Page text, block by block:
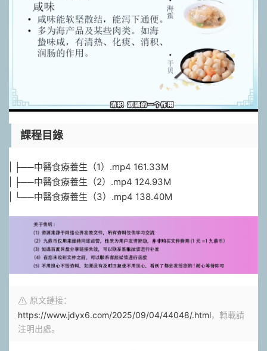
課程目錄
| ├──中醫食療養生（1）.mp4 161.33M
| ├──中醫食療養生（2）.mp4 124.93M
| └──中醫食療養生（3）.mp4 138.40M
原文鏈接：
https://www.jdyx6.com/2025/09/04/44048/.html，轉載請
注明出處。